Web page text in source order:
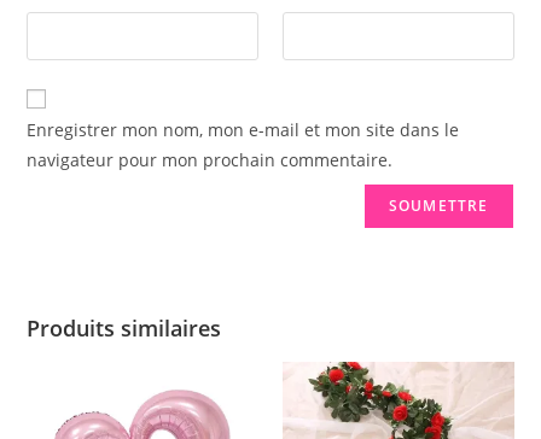
Enregistrer mon nom, mon e-mail et mon site dans le
navigateur pour mon prochain commentaire.
Produits similaires